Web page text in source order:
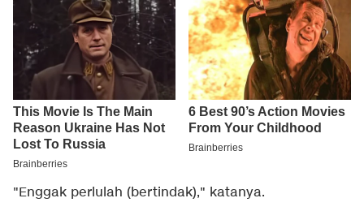
"Enggak perlulah (bertindak)," katanya.